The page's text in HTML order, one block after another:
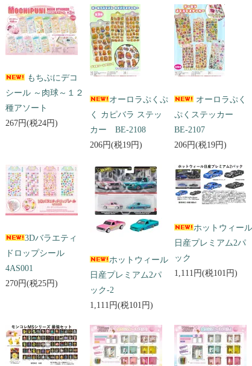
もちぷにデコ
シール ～肉球～１２
種アソート
267円(税24円)
オーロラぷくぷ
く カピバラ ステッ
カー BE-2108
206円(税19円)
オーロラぷく
ぷくステッカー
BE-2107
206円(税19円)
3Dバラエティ
ドロップシール
4AS001
270円(税25円)
ホットウィール
日産プレミアム2パ
ック-2
1,111円(税101円)
ホットウィール
日産プレミアム2パ
ック
1,111円(税101円)